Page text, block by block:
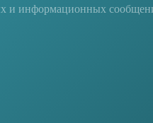
и информационных